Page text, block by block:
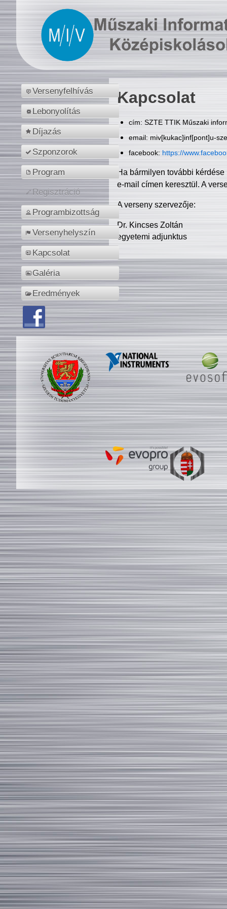
Versenyfelhívás
Lebonyolítás
Díjazás
Szponzorok
Program
Regisztráció
Programbizottság
Versenyhelyszín
Kapcsolat
Galéria
Eredmények
Kapcsolat
cím: SZTE TTIK Műszaki
email: miv[kukac]inf[pont]u-
facebook: https://
Ha bármilyen további
e-mail címen keresztül. A
A verseny szervezője:
Dr. Kincses Zoltán
egyetemi adjunktus